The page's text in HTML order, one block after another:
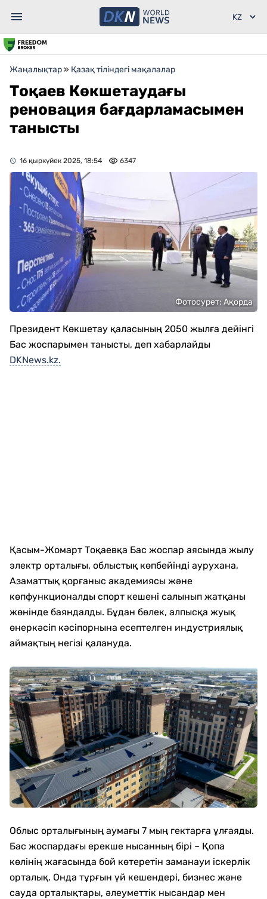
Жаңалықтар» Қазақ тіліндегі мақалалар
Тоқаев Көкшетаудағы
реновация бағдарламасымен
танысты
16 қыркүйек 2025, 18:54 6347
Фотосурет: Ақорда
Президент Көкшетау қаласының 2050 жылға дейінгі
Бас жоспарымен танысты, деп хабарлайды
DKNews.kz.
Қасым-Жомарт Тоқаевқа Бас жоспар аясында жылу
электр орталығы, облыстық көпбейінді аурухана,
Азаматтық қорғаныс академиясы және
көпфункционалды спорт кешені салынып жатқаны
жөнінде баяндалды. Бұдан бөлек, алпысқа жуық
өнеркәсіп кәсіпорнына есептелген индустриялық
аймақтың негізі қалануда.
Облыс орталығының аумағы 7 мың гектарға ұлғаяды.
Бас жоспардағы ерекше нысанның бірі – Қопа
көлінің жағасында бой көтеретін заманауи іскерлік
орталық. Онда тұрғын үй кешендері, бизнес және
сауда орталықтары, әлеуметтік нысандар мен